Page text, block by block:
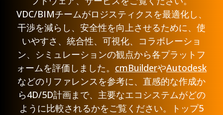
VDC/BIMチームがロジスティクスを最適化し、
干渉を減らし、安全性を向上させるために、使
いやすさ、統合性、可視化、コラボレーショ
ン、シミュレーションの観点から各プラットフ
ォームを評価しました。 cmBuilderやAutodesk
などのリファレンスを参考に、直感的な作成か
ら4D/5D計画まで、主要なエコシステムがどの
ように比較されるかをご覧ください。トップ5